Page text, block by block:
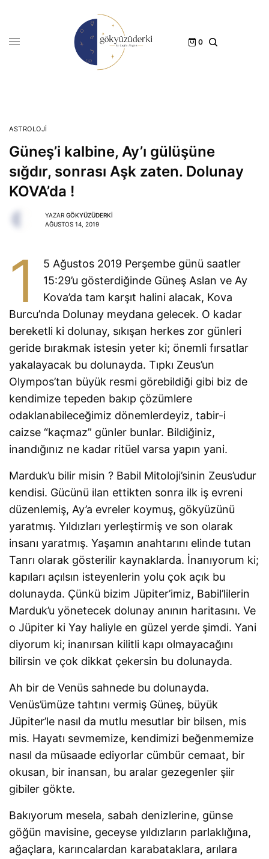
0
ASTROLOJI
Güneş’i kalbine, Ay’ı gülüşüne
sığdır, sonrası Aşk zaten. Dolunay
KOVA’da !
YAZAR GÖKYÜZÜDERKI
AĞUSTOS 14, 2019
1
5 Ağustos 2019 Perşembe günü saatler
15:29’u gösterdiğinde Güneş Aslan ve Ay
Kova’da tam karşıt halini alacak, Kova
Burcu’nda Dolunay meydana gelecek. O kadar
bereketli ki dolunay, sıkışan herkes zor günleri
geride bırakmak istesin yeter ki; önemli fırsatlar
yakalayacak bu dolunayda. Tıpkı Zeus’un
Olympos’tan büyük resmi görebildiği gibi biz de
kendimize tepeden bakıp çözümlere
odaklanabileceğimiz dönemlerdeyiz, tabir-i
caizse “kaçmaz” günler bunlar. Bildiğiniz,
inandığınız ne kadar ritüel varsa yapın yani.
Marduk’u bilir misin ? Babil Mitoloji’sinin Zeus’udur
kendisi. Gücünü ilan ettikten sonra ilk iş evreni
düzenlemiş, Ay’a evreler koymuş, gökyüzünü
yaratmış. Yıldızları yerleştirmiş ve son olarak
insanı yaratmış. Yaşamın anahtarını elinde tutan
Tanrı olarak gösterilir kaynaklarda. İnanıyorum ki;
kapıları açılsın isteyenlerin yolu çok açık bu
dolunayda. Çünkü bizim Jüpiter’imiz, Babil’lilerin
Marduk’u yönetecek dolunay anının haritasını. Ve
o Jüpiter ki Yay haliyle en güzel yerde şimdi. Yani
diyorum ki; inanırsan kilitli kapı olmayacağını
bilirsin ve çok dikkat çekersin bu dolunayda.
Ah bir de Venüs sahnede bu dolunayda.
Venüs’ümüze tahtını vermiş Güneş, büyük
Jüpiter’le nasıl da mutlu mesutlar bir bilsen, mis
mis. Hayatı sevmemize, kendimizi beğenmemize
nasıl da müsaade ediyorlar cümbür cemaat, bir
okusan, bir inansan, bu aralar gezegenler şiir
gibiler gökte.
Bakıyorum mesela, sabah denizlerine, günse
göğün mavisine, geceyse yıldızların parlaklığına,
ağaçlara, karıncalardan karabataklara, arılara